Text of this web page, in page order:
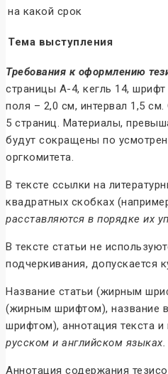
на какой срок
Тема выступления
Требования к оформлению
страницы А-4, кегль 14,
поля – 2,0 cм, интервал 1,5
5 страниц. Материалы,
будут сокращены по
оргкомитета.
В тексте ссылки на
квадратных скобках
расставляются в порядке их
В тексте статьи не
подчеркивания, допускается
Название статьи (жирным
(жирным шрифтом), название
шрифтом), аннотация текста
русском и английском языках.
Аннотация содержания